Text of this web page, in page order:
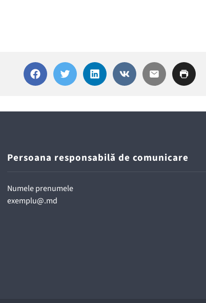
Persoana responsabilă de comunicare
Numele prenumele
exemplu@.md